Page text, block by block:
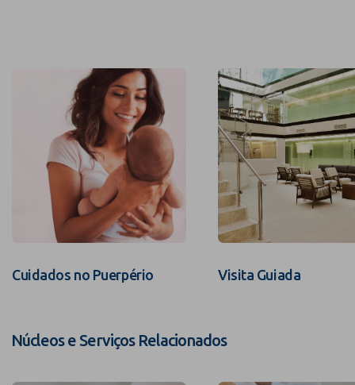
Cuidados no Puerpério Visita Guiada
Núcleos e Serviços Relacionados